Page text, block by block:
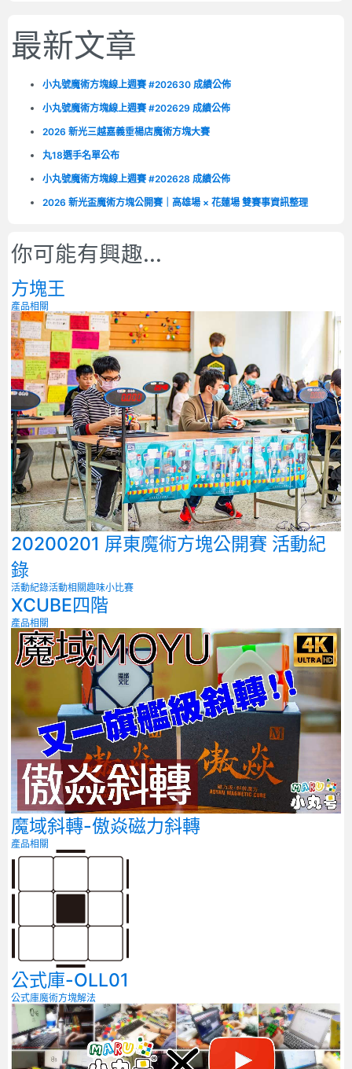
最新文章
小丸號魔術方塊線上週賽 #202630 成績公佈
小丸號魔術方塊線上週賽 #202629 成績公佈
2026 新光三越嘉義垂楊店魔術方塊大賽
丸18選手名單公布
小丸號魔術方塊線上週賽 #202628 成績公佈
2026 新光盃魔術方塊公開賽｜高雄場 × 花蓮場 雙賽事資訊整理
你可能有興趣...
方塊王
產品相關
20200201 屏東魔術方塊公開賽 活動紀
錄
活動紀錄活動相關趣味小比賽
XCUBE四階
產品相關
魔域斜轉-傲焱磁力斜轉
產品相關
公式庫-OLL01
公式庫魔術方塊解法